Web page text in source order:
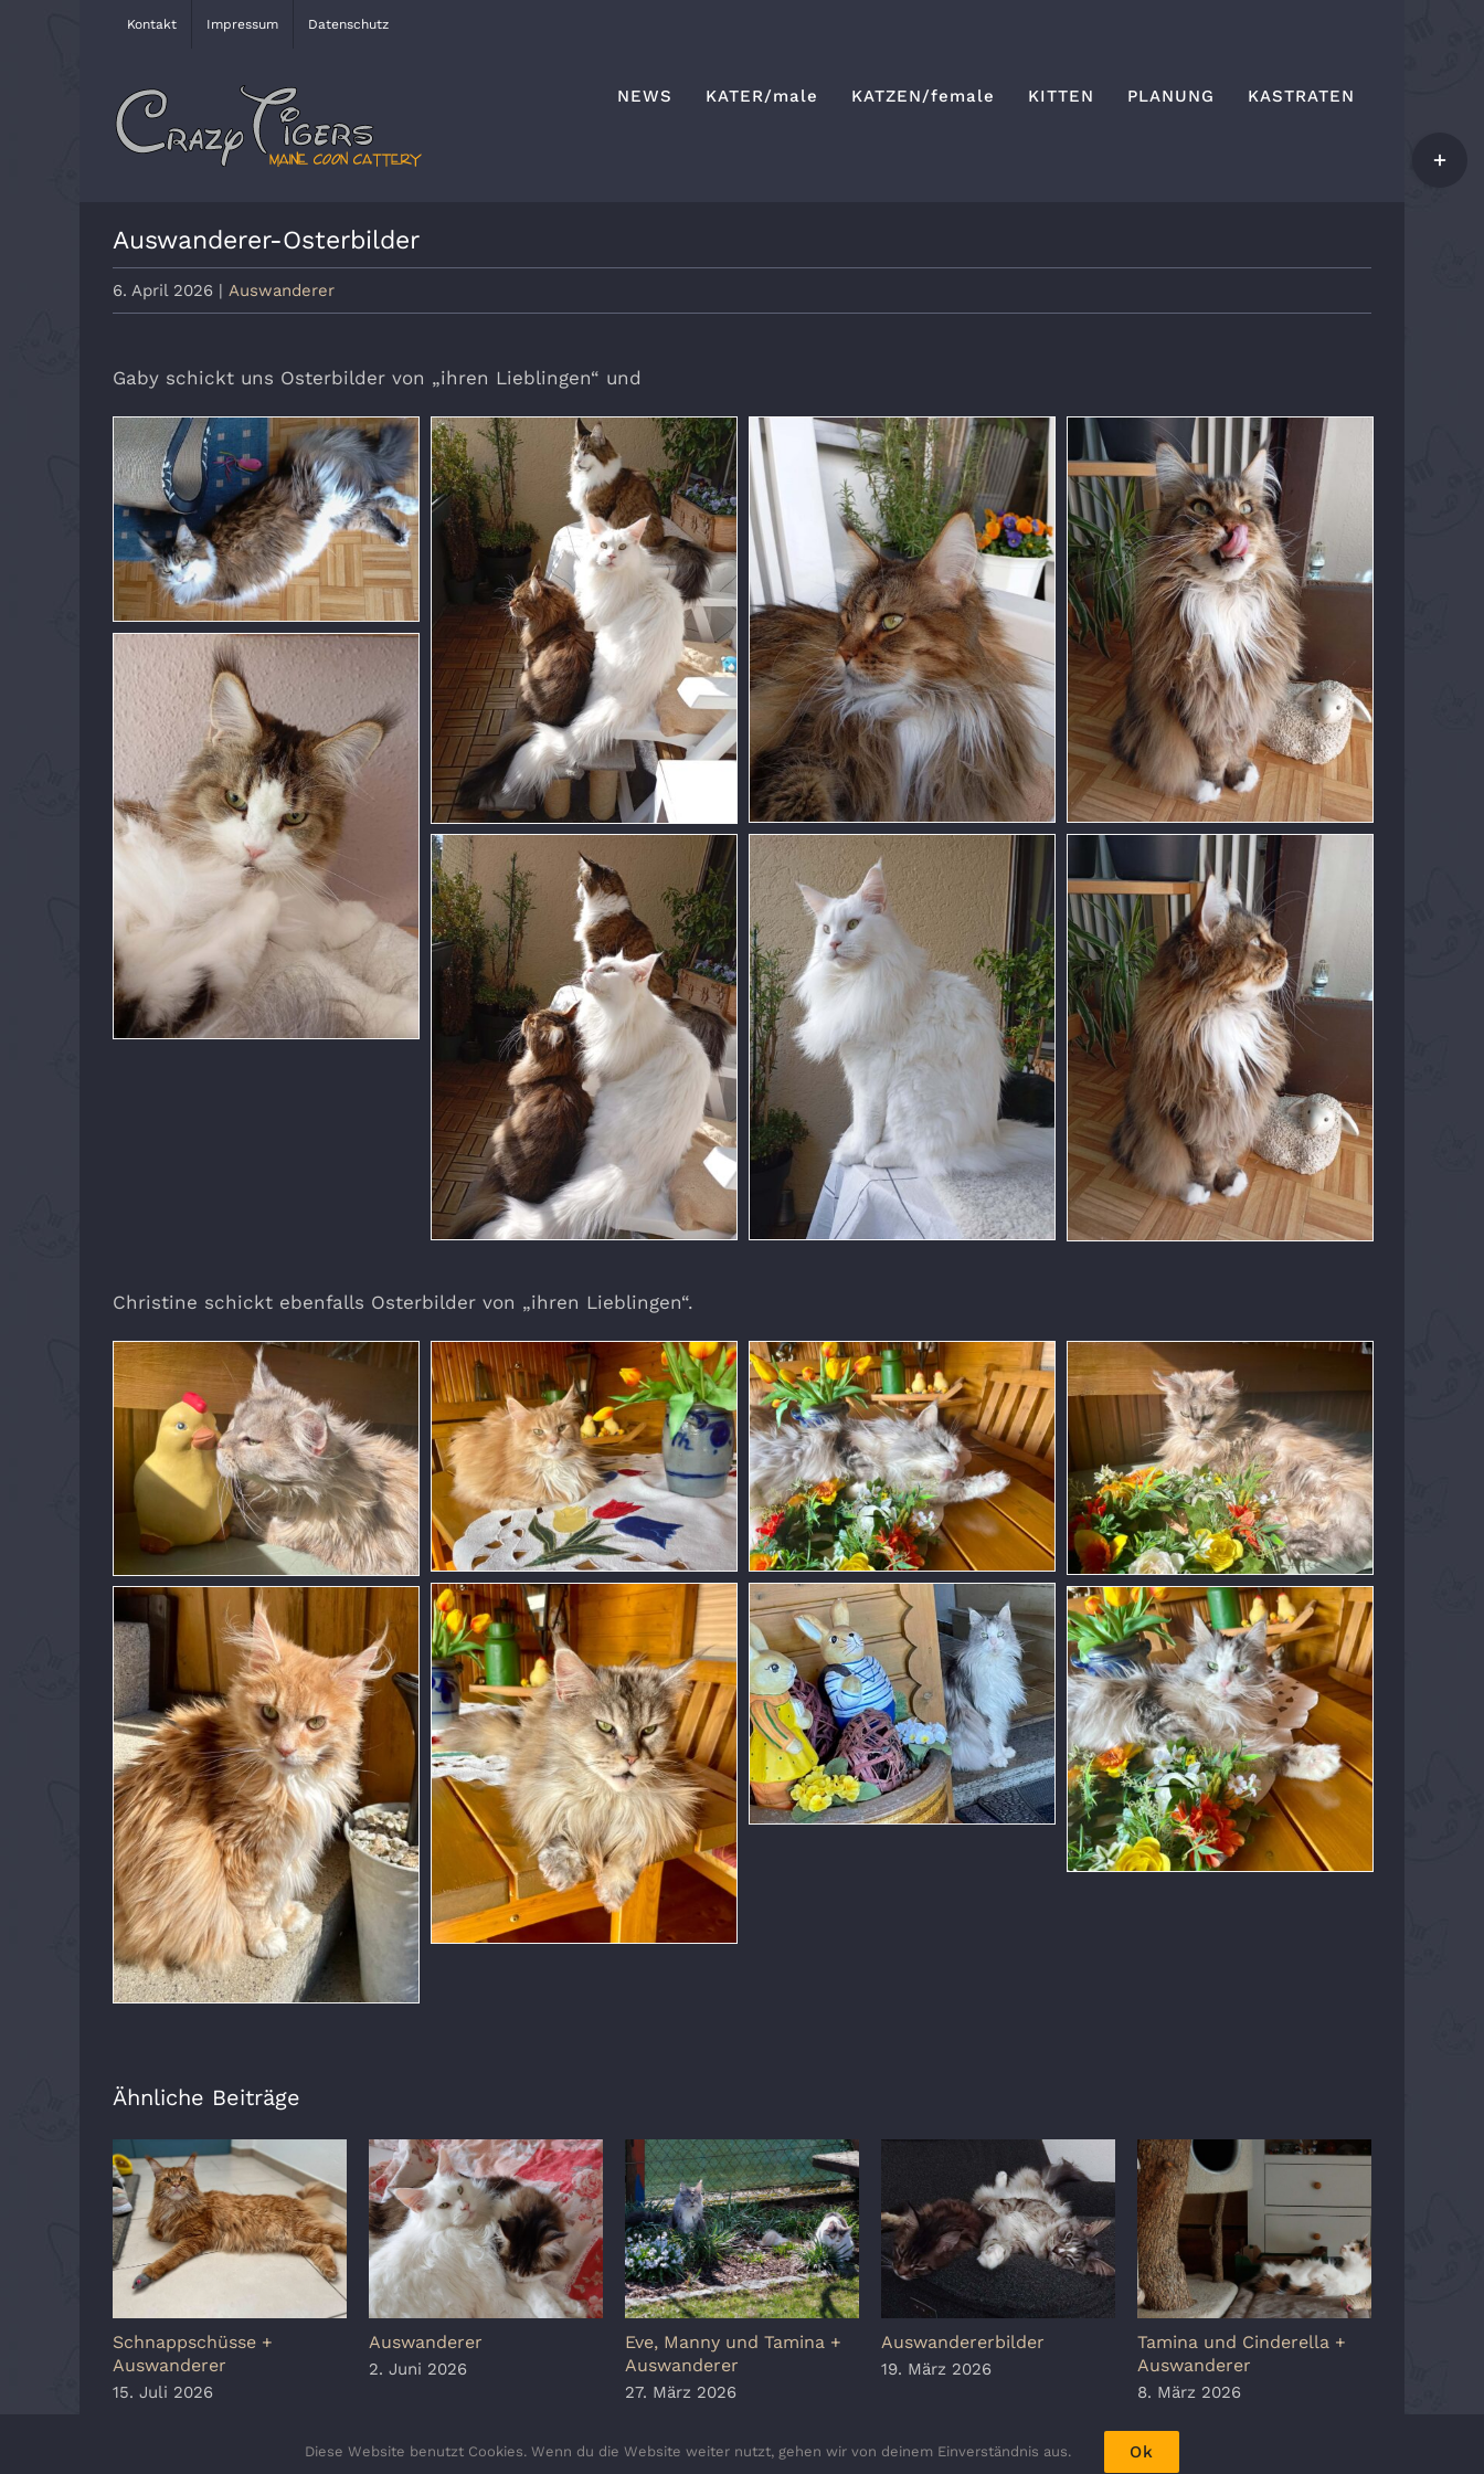
Kontakt Impressum Datenschutz
NEWS KATER/male KATZEN/female KITTEN PLANUNG KASTRATEN
Auswanderer-Osterbilder
6. April 2026 | Auswanderer
Gaby schickt uns Osterbilder von „ihren Lieblingen“ und
Christine schickt ebenfalls Osterbilder von „ihren Lieblingen“.
Ähnliche Beiträge
Schnappschüsse +
Auswanderer
15. Juli 2026
Auswanderer
2. Juni 2026
Eve, Manny und Tamina +
Auswanderer
27. März 2026
Auswandererbilder
19. März 2026
Tamina und Cinderella +
Auswanderer
8. März 2026
Copyright 2010 - 2026 Crazy Tigers
Diese Website benutzt Cookies. Wenn du die Website weiter nutzt, gehen wir von deinem Einverständnis aus. Ok